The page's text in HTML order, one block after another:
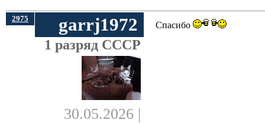
2975 garrj1972
1 разряд СССР
30.05.2026 |
Спасибо